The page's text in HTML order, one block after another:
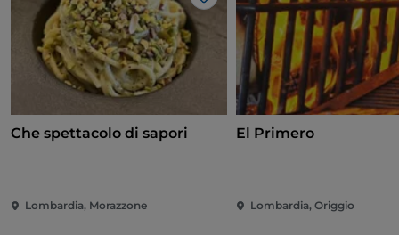
Me gusta
Che spettacolo di sapori
Lombardia, Morazzone
El Primero
Lombardia, Origgio